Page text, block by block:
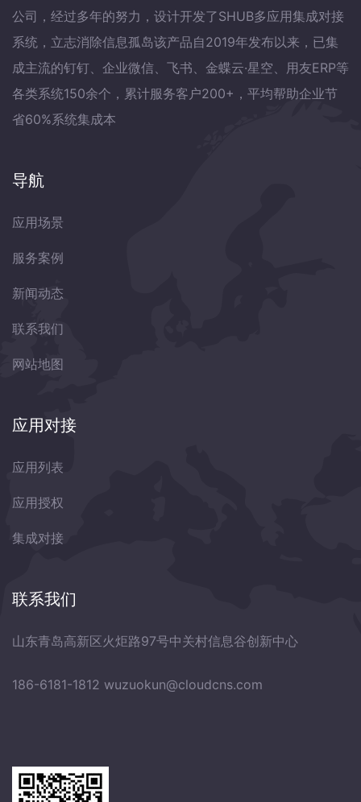
公司，经过多年的努力，设计开发了SHUB多应用集成对接
系统，立志消除信息孤岛该产品自2019年发布以来，已集
成主流的钉钉、企业微信、飞书、金蝶云·星空、用友ERP等
各类系统150余个，累计服务客户200+，平均帮助企业节
省60%系统集成本
导航
应用场景
服务案例
新闻动态
联系我们
网站地图
应用对接
应用列表
应用授权
集成对接
联系我们
山东青岛高新区火炬路97号中关村信息谷创新中心
186-6181-1812 wuzuokun@cloudcns.com